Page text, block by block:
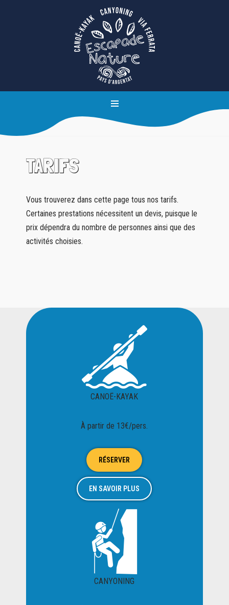
TARIFS
Vous trouverez dans cette page tous nos tarifs.
Certaines prestations nécessitent un devis, puisque le
prix dépendra du nombre de personnes ainsi que des
activités choisies.
CANOË-KAYAK
À partir de 13€/pers.
RÉSERVER
EN SAVOIR PLUS
CANYONING